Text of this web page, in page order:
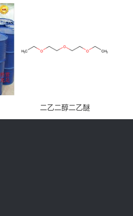
二乙二醇二乙醚